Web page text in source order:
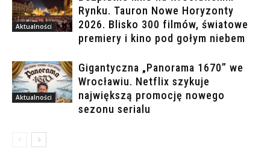
Aktualności
Rynku. Tauron Nowe Horyzonty
2026. Blisko 300 filmów, światowe
premiery i kino pod gołym niebem
Aktualności
Gigantyczna „Panorama 1670” we
Wrocławiu. Netflix szykuje
największą promocję nowego
sezonu serialu